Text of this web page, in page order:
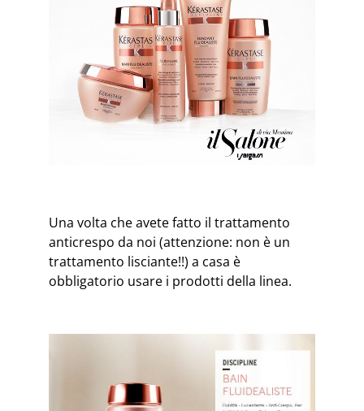
Una volta che avete fatto il trattamento
anticrespo da noi (attenzione: non è un
trattamento lisciante!!) a casa è
obbligatorio usare i prodotti della linea.